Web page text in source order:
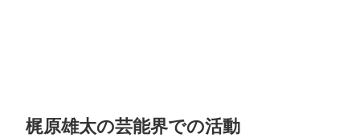
梶原雄太の芸能界での活動